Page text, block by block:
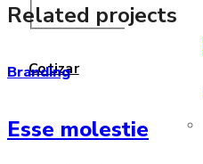
Cotizar
Related projects
Branding
Esse molestie